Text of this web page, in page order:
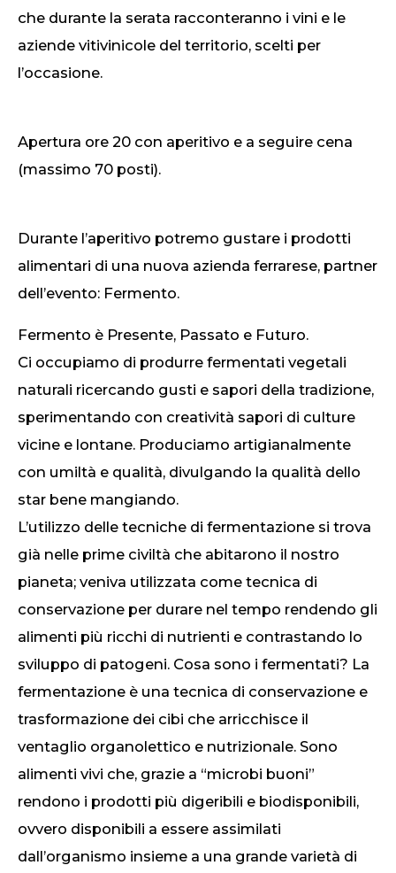
che durante la serata racconteranno i vini e le
aziende vitivinicole del territorio, scelti per
l’occasione.
Apertura ore 20 con aperitivo e a seguire cena
(massimo 70 posti).
Durante l’aperitivo potremo gustare i prodotti
alimentari di una nuova azienda ferrarese, partner
dell’evento: Fermento.
Fermento è Presente, Passato e Futuro.
Ci occupiamo di produrre fermentati vegetali
naturali ricercando gusti e sapori della tradizione,
sperimentando con creatività sapori di culture
vicine e lontane. Produciamo artigianalmente
con umiltà e qualità, divulgando la qualità dello
star bene mangiando.
L’utilizzo delle tecniche di fermentazione si trova
già nelle prime civiltà che abitarono il nostro
pianeta; veniva utilizzata come tecnica di
conservazione per durare nel tempo rendendo gli
alimenti più ricchi di nutrienti e contrastando lo
sviluppo di patogeni. Cosa sono i fermentati? La
fermentazione è una tecnica di conservazione e
trasformazione dei cibi che arricchisce il
ventaglio organolettico e nutrizionale. Sono
alimenti vivi che, grazie a “microbi buoni”
rendono i prodotti più digeribili e biodisponibili,
ovvero disponibili a essere assimilati
dall’organismo insieme a una grande varietà di